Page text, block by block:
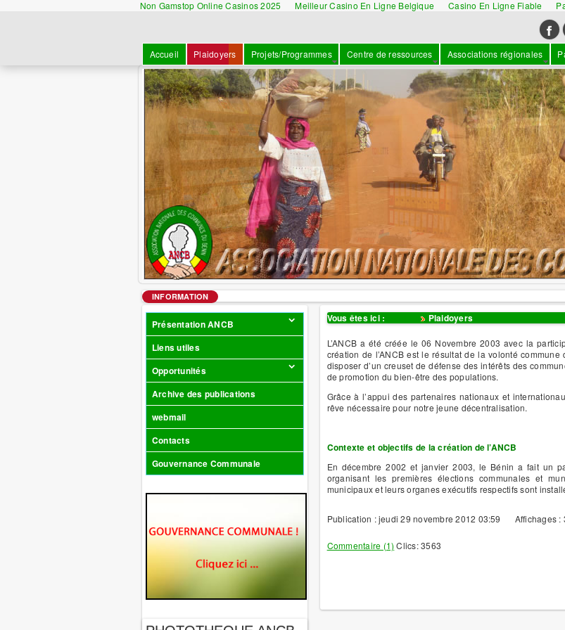
Non Gamstop Online Casinos 2025 Meilleur Casino En Ligne Belgique Casino En Ligne Fiable
Accueil Plaidoyers Projets/Programmes Centre de ressources Associations régionales
INFORMATION
Présentation ANCB
Liens utiles
Opportunités
Archive des publications
webmail
Contacts
Gouvernance Communale
Vous êtes ici : Plaidoyers
L’ANCB a été créée le 06 Novembre 2003 avec la
création de l’ANCB est le résultat de la volonté
disposer d’un creuset de défense des intérêts des
de promotion du bien-être des populations.
Grâce à l’appui des partenaires nationaux et
rêve nécessaire pour notre jeune décentralisation.
Contexte et objectifs de la création de l’ANCB
En décembre 2002 et janvier 2003, le Bénin a fait un
organisant les premières élections communales et
municipaux et leurs organes exécutifs respectifs sont
Publication : jeudi 29 novembre 2012 03:59 Affichages :
Commentaire (1) Clics: 3563